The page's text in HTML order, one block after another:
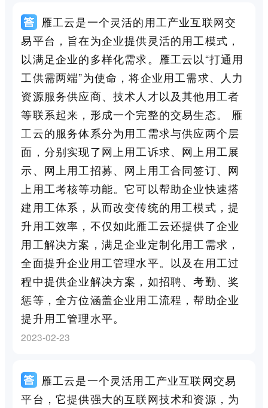
雁工云是一个灵活的用工产业互联网交
易平台，旨在为企业提供灵活的用工模式，
以满足企业的多样化需求。雁工云以“打通用
工供需两端”为使命，将企业用工需求、人力
资源服务供应商、技术人才以及其他用工者
等联系起来，形成一个完整的交易生态。 雁
工云的服务体系分为用工需求与供应两个层
面，分别实现了网上用工诉求、网上用工展
示、网上用工招募、网上用工合同签订、网
上用工考核等功能。它可以帮助企业快速搭
建用工体系，从而改变传统的用工模式，提
升用工效率，不仅如此雁工云还提供了企业
用工解决方案，满足企业定制化用工需求，
全面提升企业用工管理水平。以及在用工过
程中提供企业解决方案，如招聘、考勤、奖
惩等，全方位涵盖企业用工流程，帮助企业
提升用工管理水平。
2023-02-23
雁工云是一个灵活用工产业互联网交易
平台，它提供强大的互联网技术和资源，为